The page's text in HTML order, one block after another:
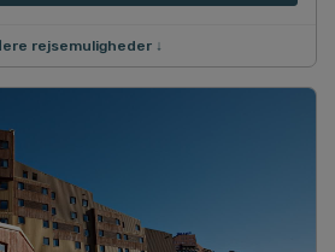
rejsemuligheder ↓